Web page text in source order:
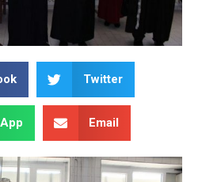
Twitter
Email